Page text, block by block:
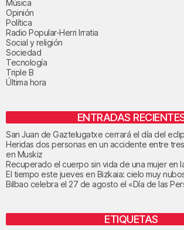
Música
Opinión
Política
Radio Popular-Herri Irratia
Social y religión
Sociedad
Tecnología
Triple B
Última hora
ENTRADAS
San Juan de Gaztelugatxe cerrará el día del
Heridas dos personas en un accidente entre
en Muskiz
Recuperado el cuerpo sin vida de una mujer en
El tiempo este jueves en Bizkaia: cielo muy
Bilbao celebra el 27 de agosto el «Día de las
ETIQUETAS